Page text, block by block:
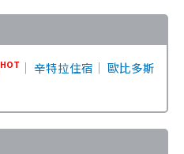
HOT ｜ 辛特拉住宿 ｜ 歐比多斯